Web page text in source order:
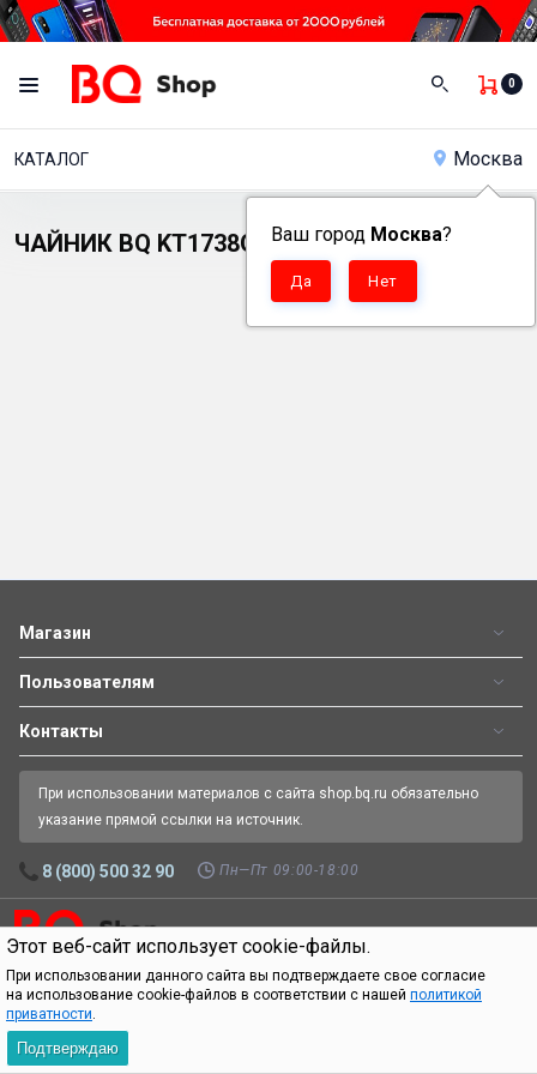
Этот веб-сайт использует cookie-файлы.
При использовании данного сайта вы подтверждаете свое согласие
на использование cookie-файлов в соответствии с нашей политикой
приватности.
Подтверждаю
0
КАТАЛОГ Москва
Ваш город Москва?
ЧАЙНИК BQ KT1738G
Магазин
Пользователям
Контакты
При использовании материалов с сайта shop.bq.ru обязательно
указание прямой ссылки на источник.
8 (800) 500 32 90 Пн—Пт 09:00-18:00
© 2026Официальный интернет-магазин BQ. Все права защищены.